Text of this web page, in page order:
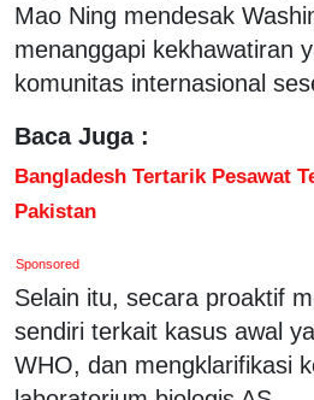
Mao Ning mendesak
menanggapi kekhawatiran
komunitas internasional
Baca Juga :
Bangladesh Tertarik Pesawat
Pakistan
Sponsored
Selain itu, secara proaktif
sendiri terkait kasus awal
WHO, dan mengklarifikasi